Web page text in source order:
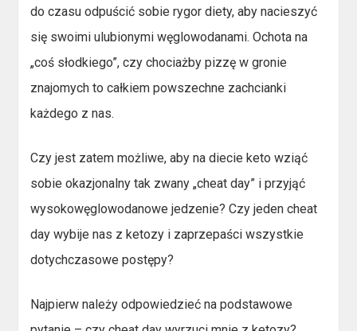
do czasu odpuścić sobie rygor diety, aby nacieszyć
się swoimi ulubionymi węglowodanami. Ochota na
„coś słodkiego”, czy chociażby pizzę w gronie
znajomych to całkiem powszechne zachcianki
każdego z nas.
Czy jest zatem możliwe, aby na diecie keto wziąć
sobie okazjonalny tak zwany „cheat day” i przyjąć
wysokowęglowodanowe jedzenie? Czy jeden cheat
day wybije nas z ketozy i zaprzepaści wszystkie
dotychczasowe postępy?
Najpierw należy odpowiedzieć na podstawowe